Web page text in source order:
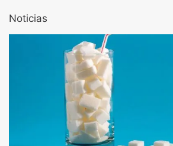
Noticias